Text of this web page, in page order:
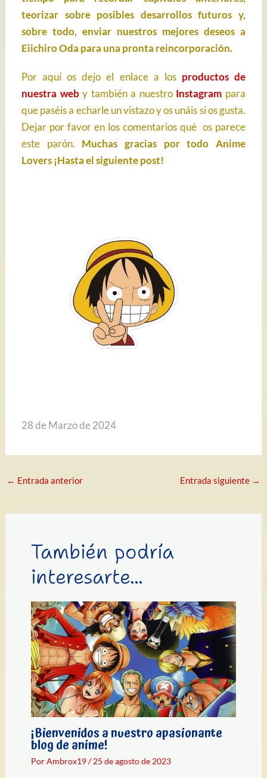
teorizar sobre posibles desarrollos futuros y,
sobre todo, enviar nuestros mejores deseos a
Eiichiro Oda para una pronta reincorporación.
Por aquí os dejo el enlace a los productos de
nuestra weby también a nuestro Instagram para
que paséis a echarle un vistazo y os unáis si os gusta.
Dejar por favor en los comentarios qué os parece
este parón. Muchas gracias por todo Anime
Lovers ¡Hasta el siguiente post!
28 de Marzo de 2024
← Entrada anterior Entrada siguiente →
También podría
interesarte...
¡Bienvenidos a nuestro apasionante
blog de anime!
PorAmbrox19/25 de agosto de 2023